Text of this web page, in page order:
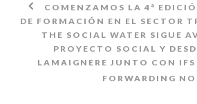
COMENZAMOS LA 4ª
DE FORMACIÓN EN EL SECTOR
THE SOCIAL WATER SIGUE
PROYECTO SOCIAL Y
LAMAIGNERE JUNTO CON
FORWARDING